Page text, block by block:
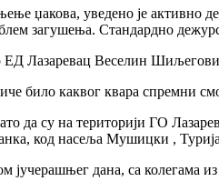
џакова, уведено је активно
загушења. Стандардно
ЕД Лазаревац Веселин
било каквог квара спремни
да су на територији ГО
код насеља Мушицки ,
јучерашњег дана, са